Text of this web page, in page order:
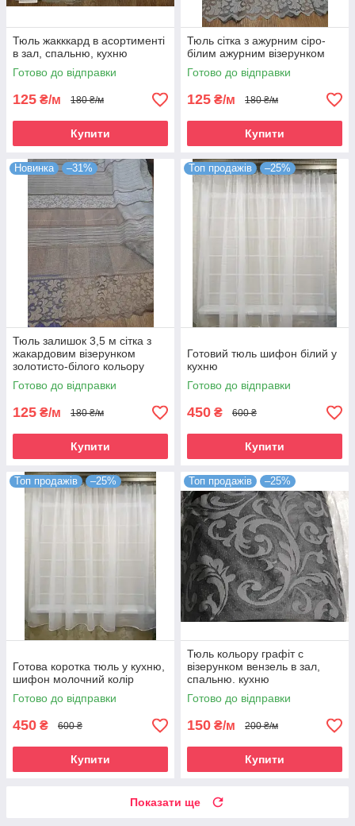
Тюль жакккард в асортименті
в зал, спальню, кухню
Готово до відправки
125 ₴/м 180 ₴/м
Купити
Тюль сітка з ажурним сіро-
білим ажурним візерунком
Готово до відправки
125 ₴/м 180 ₴/м
Купити
Новинка –31%
Тюль залишок 3,5 м сітка з
жакардовим візерунком
золотисто-білого кольору
Готово до відправки
125 ₴/м 180 ₴/м
Купити
Топ продажів –25%
Готовий тюль шифон білий у
кухню
Готово до відправки
450 ₴ 600 ₴
Купити
Топ продажів –25%
Готова коротка тюль у кухню,
шифон молочний колір
Готово до відправки
450 ₴ 600 ₴
Купити
Топ продажів –25%
Тюль кольору графіт с
візерунком вензель в зал,
спальню. кухню
Готово до відправки
150 ₴/м 200 ₴/м
Купити
Показати ще